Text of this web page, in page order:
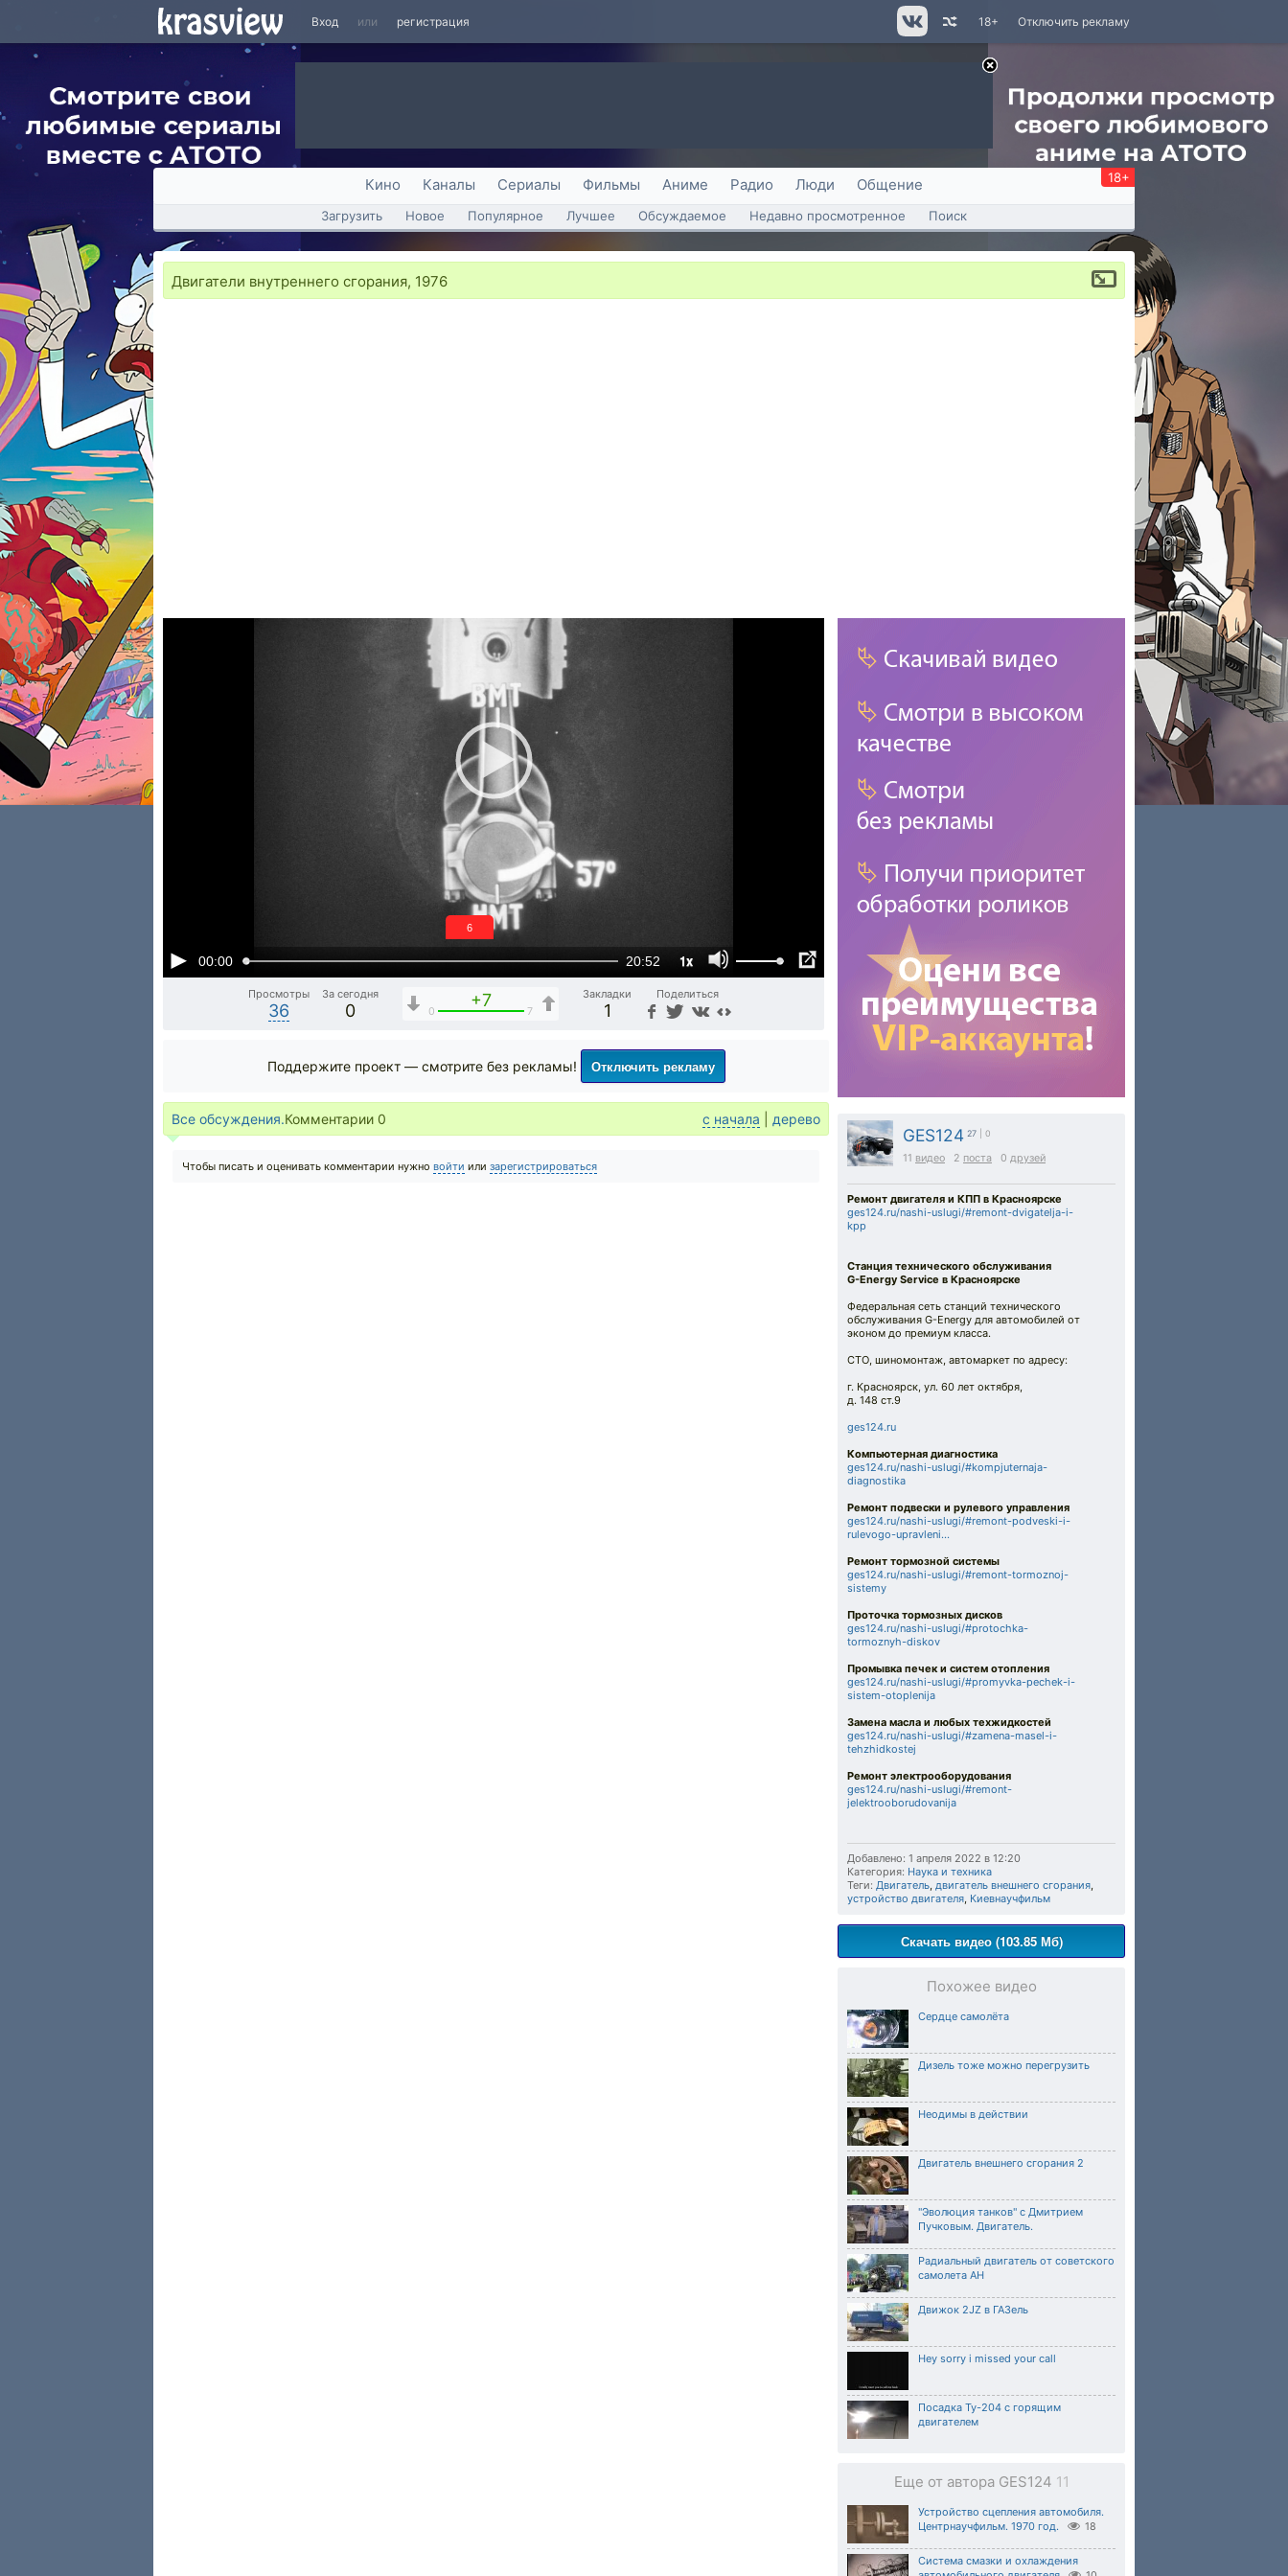
Вход или регистрация Отключить рекламу
18+
Кино Каналы Сериалы Фильмы Аниме Радио Люди Общение 18+
Загрузить Новое Популярное Лучшее Обсуждаемое Недавно просмотренное Поиск
Двигатели внутреннего сгорания, 1976
00:00 20:52 1x
5
Просмотры
36
За сегодня
0
+7
0 7
Закладки
1
Поделиться
GES124 27 | 0
11 видео 2 поста 0 друзей
Ремонт двигателя и КПП в Красноярске
ges124.ru/nashi-uslugi/#remont-dvigatelja-i-
kpp
Станция технического обслуживания
G-Energy Service в Красноярске
Федеральная сеть станций технического
обслуживания G-Energy для автомобилей от
эконом до премиум класса.
СТО, шиномонтаж, автомаркет по адресу:
г. Красноярск, ул. 60 лет октября,
д. 148 ст.9
ges124.ru
Компьютерная диагностика
ges124.ru/nashi-uslugi/#kompjuternaja-
diagnostika
Ремонт подвески и рулевого управления
ges124.ru/nashi-uslugi/#remont-podveski-i-
rulevogo-upravleni...
Ремонт тормозной системы
ges124.ru/nashi-uslugi/#remont-tormoznoj-
sistemy
Проточка тормозных дисков
ges124.ru/nashi-uslugi/#protochka-
tormoznyh-diskov
Промывка печек и систем отопления
ges124.ru/nashi-uslugi/#promyvka-pechek-i-
sistem-otoplenija
Замена масла и любых техжидкостей
ges124.ru/nashi-uslugi/#zamena-masel-i-
tehzhidkostej
Ремонт электрооборудования
ges124.ru/nashi-uslugi/#remont-
jelektrooborudovanija
Добавлено: 1 апреля 2022 в 12:20
Категория: Наука и техника
Теги: Двигатель, двигатель внешнего сгорания,
устройство двигателя, Киевнаучфильм
Скачать видео (103.85 Мб)
Похожее видео
Сердце самолёта
Дизель тоже можно перегрузить
Неодимы в действии
Двигатель внешнего сгорания 2
"Эволюция танков" с Дмитрием
Пучковым. Двигатель.
Радиальный двигатель от советского
самолета АН
Движок 2JZ в ГАЗель
Hey sorry i missed your call
Посадка Ту-204 с горящим
двигателем
Еще от автора GES124 11
Устройство сцепления автомобиля.
Центрнаучфильм. 1970 год.
18
Система смазки и охлаждения
Поддержите проект — смотрите без рекламы! Отключить рекламу
Все обсуждения.Комментарии 0 с начала дерево
Чтобы писать и оценивать комментарии нужно войти или зарегистрироваться